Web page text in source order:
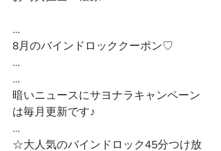
…
8月のバインドロッククーポン♡
…
…
暗いニュースにサヨナラキャンペーン
は毎月更新です♪
…
☆大人気のバインドロック45分つけ放